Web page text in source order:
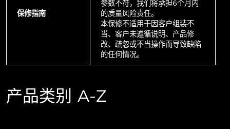
保修指南
参数不符，我们将承担6个月内
的质量风险责任。
本保修不适用于因客户组装不
当、客户未遵循说明、产品修
改、疏忽或不当操作而导致缺陷
的任何情况。
产品类别 A-Z